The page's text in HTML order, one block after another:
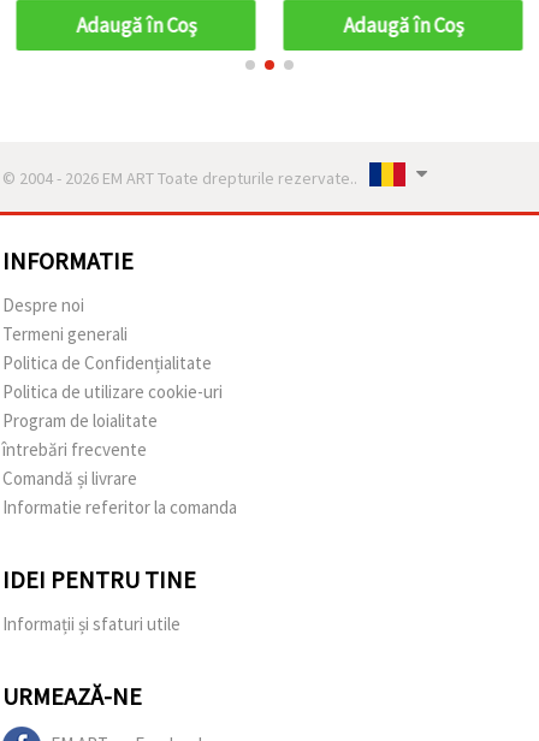
Adaugă în Coş Adaugă în Coş
© 2004 - 2026 EM ART Toate drepturile rezervate..
INFORMATIE
Despre noi
Termeni generali
Politica de Confidențialitate
Politica de utilizare cookie-uri
Program de loialitate
întrebări frecvente
Comandă și livrare
Informatie referitor la comanda
IDEI PENTRU TINE
Informații și sfaturi utile
URMEAZĂ-NE